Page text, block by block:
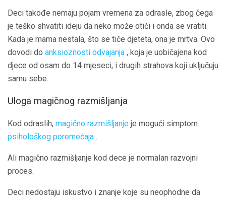
Deci takođe nemaju pojam vremena za odrasle, zbog čega
je teško shvatiti ideju da neko može otići i onda se vratiti.
Kada je mama nestala, što se tiče djeteta, ona je mrtva. Ovo
dovodi do anksioznosti odvajanja , koja je uobičajena kod
djece od osam do 14 mjeseci, i drugih strahova koji uključuju
samu sebe.
Uloga magičnog razmišljanja
Kod odraslih, magično razmišljanje je mogući simptom
psihološkog poremećaja .
Ali magično razmišljanje kod dece je normalan razvojni
proces.
Deci nedostaju iskustvo i znanje koje su neophodne da